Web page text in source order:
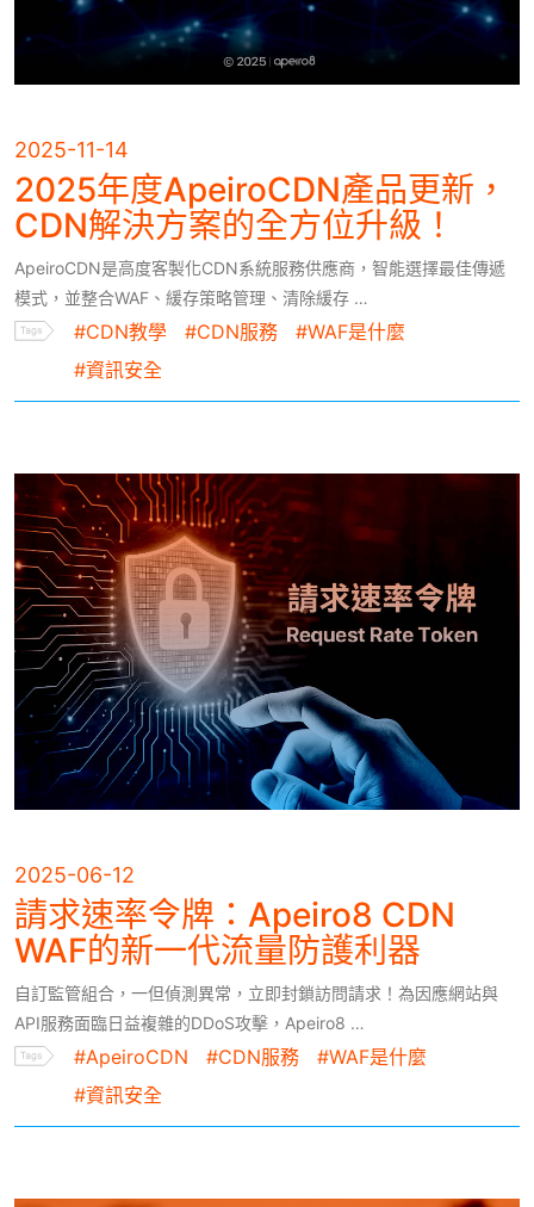
2025-11-14
2025年度ApeiroCDN產品更新，
CDN解決方案的全方位升級！
ApeiroCDN是高度客製化CDN系統服務供應商，智能選擇最佳傳遞
模式，並整合WAF、緩存策略管理、清除緩存 …
#CDN教學 #CDN服務
#WAF是什麼
#資訊安全
2025-06-12
請求速率令牌：Apeiro8 CDN
WAF的新一代流量防護利器
自訂監管組合，一但偵測異常，立即封鎖訪問請求！為因應網站與
API服務面臨日益複雜的DDoS攻擊，Apeiro8 …
#ApeiroCDN #CDN服務
#WAF是什麼
#資訊安全